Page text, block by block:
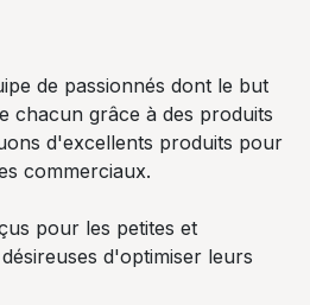
de passionnés dont le but
chacun grâce à des produits
d'excellents produits pour
commerciaux.
pour les petites et
d'optimiser leurs